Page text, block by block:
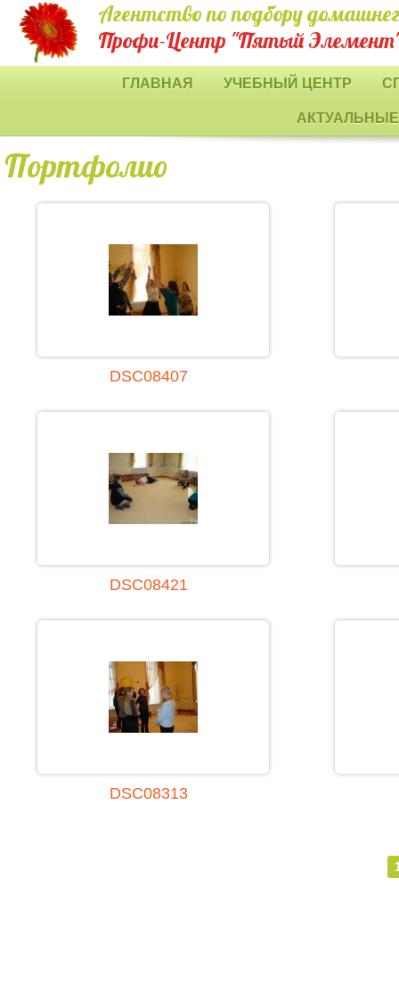
Агентство по подбору
Профи-Центр "Пятый
ГЛАВНАЯ УЧЕБНЫЙ ЦЕНТР
Портфолио
DSC08407
DSC08421
DSC08313